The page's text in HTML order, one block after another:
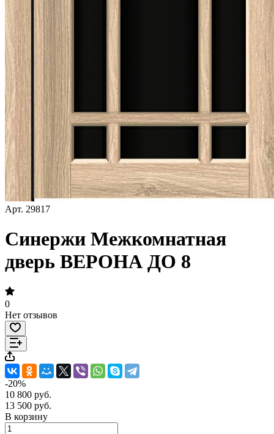
Арт. 29817
Синержи Межкомнатная
дверь ВЕРОНА ДО 8
0
Нет отзывов
-20%
10 800 руб.
13 500 руб.
В корзину